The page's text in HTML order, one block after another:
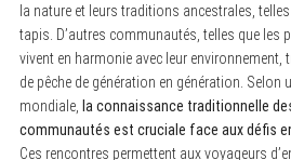
la nature et leurs traditions ancestrales,
tapis. D’autres communautés, telles que les
vivent en harmonie avec leur
de pêche de génération en génération. Selon
mondiale, la connaissance traditionnelle
communautés est cruciale face aux défis
Ces rencontres permettent aux voyageurs
h
f
r
: